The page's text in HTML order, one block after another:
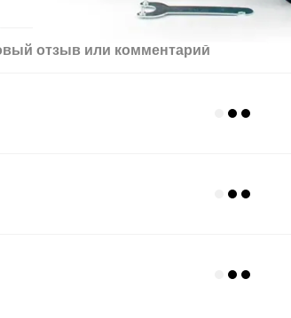
отзыв или комментарий